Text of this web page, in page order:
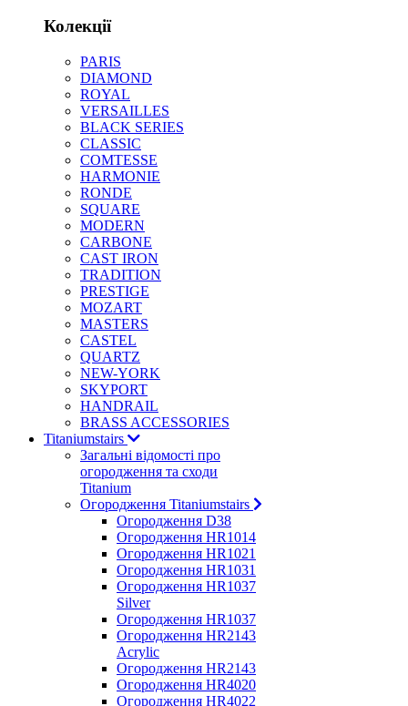
Колекції
PARIS
DIAMOND
ROYAL
VERSAILLES
BLACK SERIES
CLASSIC
COMTESSE
HARMONIE
RONDE
SQUARE
MODERN
CARBONE
CAST IRON
TRADITION
PRESTIGE
MOZART
MASTERS
CASTEL
QUARTZ
NEW-YORK
SKYPORT
HANDRAIL
BRASS ACCESSORIES
Titaniumstairs
Загальні відомості про
огородження та сходи
Titanium
Огородження Titaniumstairs
Огородження D38
Огородження HR1014
Огородження HR1021
Огородження HR1031
Огородження HR1037
Silver
Огородження HR1037
Огородження HR2143
Acrylic
Огородження HR2143
Огородження HR4020
Огородження HR4022